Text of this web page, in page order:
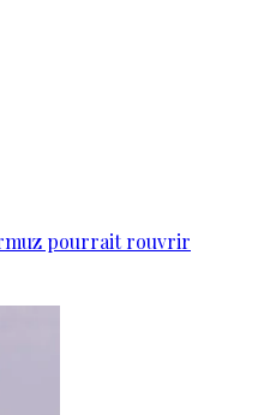
pourrait rouvrir